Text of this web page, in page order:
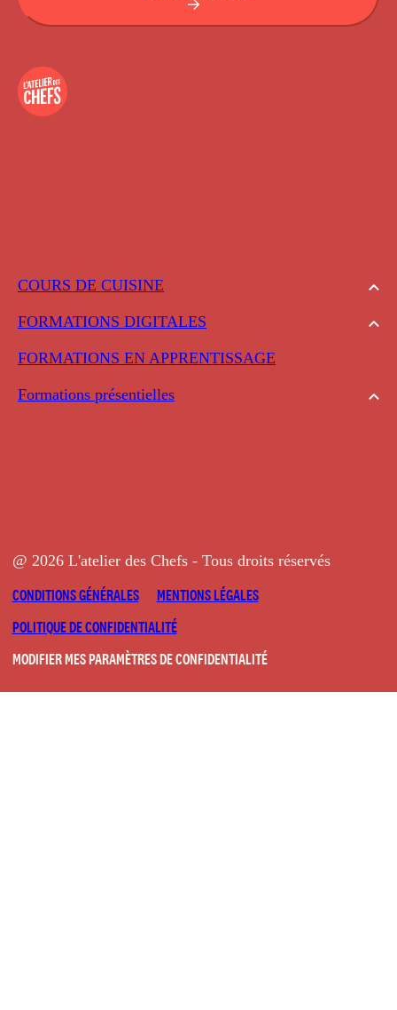
COURS DE CUISINE
FORMATIONS DIGITALES
FORMATIONS EN APPRENTISSAGE
Formations présentielles
@ 2026 L'atelier des Chefs - Tous droits réservés
CONDITIONS GÉNÉRALES
MENTIONS LÉGALES
POLITIQUE DE CONFIDENTIALITÉ
MODIFIER MES PARAMÈTRES DE CONFIDENTIALITÉ